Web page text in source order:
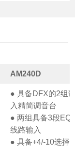
AM240D
● 具备DFX的2组
入精简调音台
● 两组具备3段EQ
线路输入
● 具备+4/-10选择